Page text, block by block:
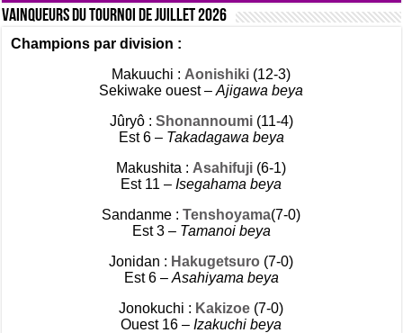
Vainqueurs du tournoi de Juillet 2026
Champions par division :
Makuuchi : Aonishiki (12-3)
Sekiwake ouest –Ajigawa beya
Jûryô : Shonannoumi (11-4)
Est 6 – Takadagawa beya
Makushita : Asahifuji (6-1)
Est 11 –Isegahama beya
Sandanme :Tenshoyama(7-0)
Est 3 – Tamanoi beya
Jonidan : Hakugetsuro (7-0)
Est 6 – Asahiyama beya
Jonokuchi : Kakizoe (7-0)
Ouest 16 –Izakuchi beya